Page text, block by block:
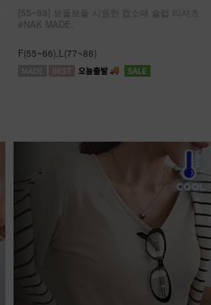
[55~88] 보들보들 시원한 캡소매 슬럽 티셔츠
#NAK MADE.
F(55~66),L(77~88)